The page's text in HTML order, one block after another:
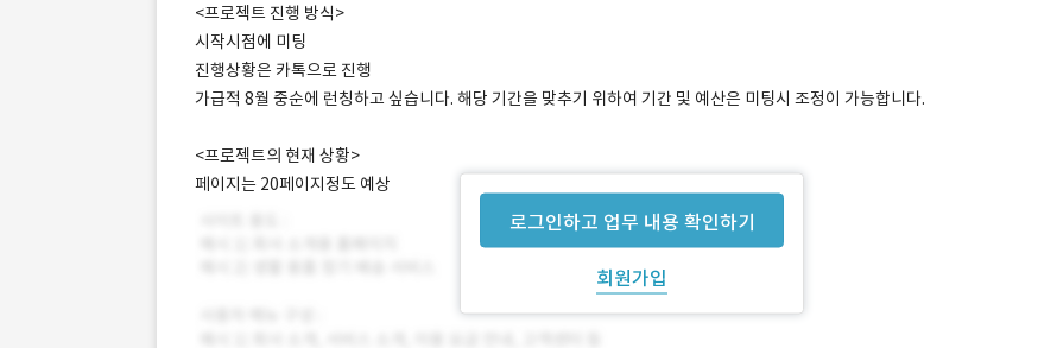
로그인하고 업무 내용 확인하기
회원가입
<프로젝트 진행 방식>
시작시점에 미팅
진행상황은 카톡으로 진행
가급적 8월 중순에 런칭하고 싶습니다. 해당 기간을 맞추기 위하여 기간 및 예산은 미팅시 조정이 가능합니다.
<프로젝트의 현재 상황>
페이지는 20페이지정도 예상